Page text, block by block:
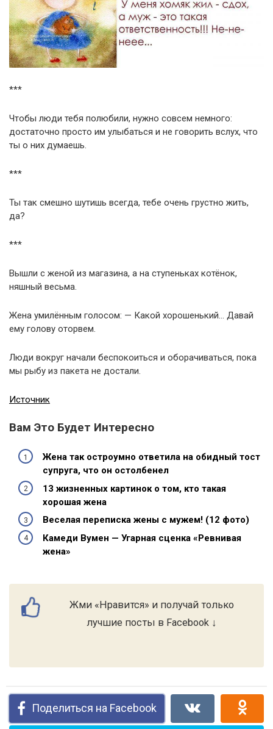
***
Чтобы люди тебя полюбили, нужно совсем немного:
достаточно просто им улыбаться и не говорить вслух, что
ты о них думаешь.
***
Ты так смешно шутишь всегда, тебе очень грустно жить,
да?
***
Вышли с женой из магазина, а на ступеньках котёнок,
няшный весьма.
Жена умилённым голосом: — Какой хорошенький… Давай
ему голову оторвем.
Люди вокруг начали беспокоиться и оборачиваться, пока
мы рыбу из пакета не достали.
Источник
Вам Это Будет Интересно
Жена так остроумно ответила на обидный тост
супруга, что он остолбенел
13 жизненных картинок о том, кто такая
хорошая жена
Веселая переписка жены с мужем! (12 фото)
Камеди Вумен — Угарная сценка «Ревнивая
жена»
Жми «Нравится» и получай только
лучшие посты в Facebook ↓
Поделиться на Facebook